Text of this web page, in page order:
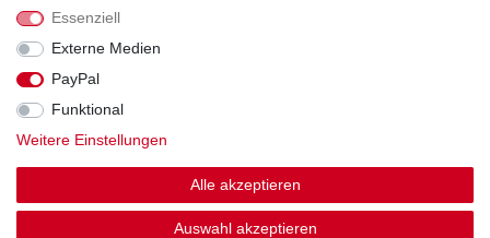
Barrierefreiheitserklärung
© Copyright 2026 | Alle Rechte vorbehalten.
Essenziell
Externe Medien
PayPal
Funktional
Weitere Einstellungen
Alle akzeptieren
Auswahl akzeptieren